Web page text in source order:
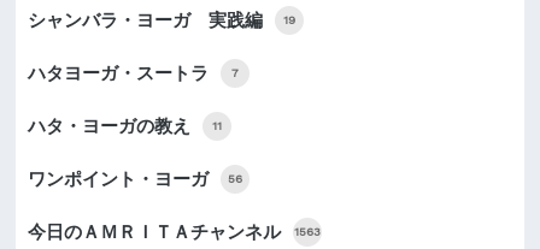
シャンバラ・ヨーガ 実践編 19
ハタヨーガ・スートラ 7
ハタ・ヨーガの教え 11
ワンポイント・ヨーガ 56
今日のＡＭＲＩＴＡチャンネル 1563